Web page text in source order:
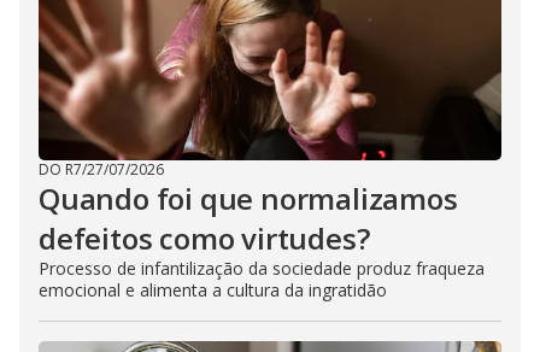
DO R7/27/07/2026
Quando foi que normalizamos
defeitos como virtudes?
Processo de infantilização da sociedade produz fraqueza
emocional e alimenta a cultura da ingratidão